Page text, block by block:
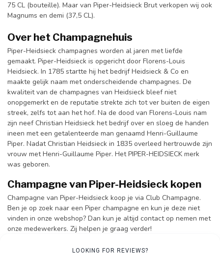
75 CL (bouteille). Maar van Piper-Heidsieck Brut verkopen wij ook
Magnums en demi (37,5 CL).
Over het Champagnehuis
Piper-Heidsieck champagnes worden al jaren met liefde
gemaakt. Piper-Heidsieck is opgericht door Florens-Louis
Heidsieck. In 1785 startte hij het bedrijf Heidsieck & Co en
maakte gelijk naam met onderscheidende champagnes. De
kwaliteit van de champagnes van Heidsieck bleef niet
onopgemerkt en de reputatie strekte zich tot ver buiten de eigen
streek, zelfs tot aan het hof. Na de dood van Florens-Louis nam
zijn neef Christian Heidsieck het bedrijf over en sloeg de handen
ineen met een getalenteerde man genaamd Henri-Guillaume
Piper. Nadat Christian Heidsieck in 1835 overleed hertrouwde zijn
vrouw met Henri-Guillaume Piper. Het PIPER-HEIDSIECK merk
was geboren.
Champagne van Piper-Heidsieck kopen
Champagne van Piper-Heidsieck koop je via Club Champagne.
Ben je op zoek naar een Piper champagne en kun je deze niet
vinden in onze webshop? Dan kun je altijd contact op nemen met
onze medewerkers. Zij helpen je graag verder!
LOOKING FOR REVIEWS?